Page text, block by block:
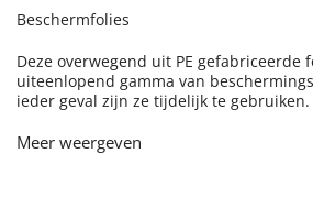
Beschermfolies
Deze overwegend uit PE gefabriceerde
uiteenlopend gamma van
ieder geval zijn ze tijdelijk te gebruiken.
Bescherming tegen krassen, stoten,
Meer weergeven